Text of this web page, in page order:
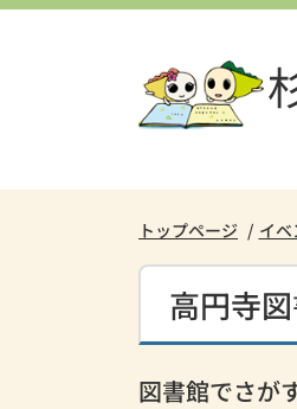
本
プ
トップページ イ
高円寺
図書館でさが